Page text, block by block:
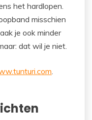
het hardlopen.
misschien
je ook minder
dat wil je niet.